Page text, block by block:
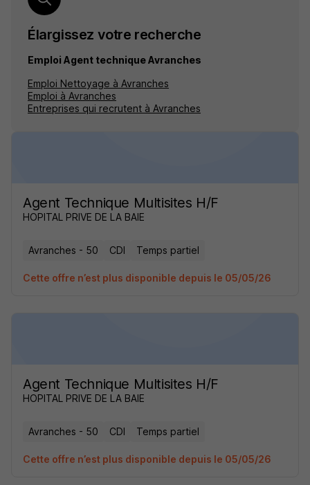
Élargissez votre recherche
Emploi Agent technique Avranches
Emploi Nettoyage à Avranches
Emploi à Avranches
Entreprises qui recrutent à Avranches
Agent Technique Multisites H/F
HOPITAL PRIVE DE LA BAIE
Avranches - 50 CDI Temps partiel
Cette offre n’est plus disponible depuis le 05/05/26
Agent Technique Multisites H/F
HOPITAL PRIVE DE LA BAIE
Avranches - 50 CDI Temps partiel
Cette offre n’est plus disponible depuis le 05/05/26